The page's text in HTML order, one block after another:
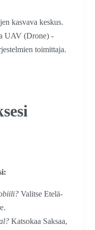
kasvava keskus.
UAV (Drone) -
toimittaja.
Valitse Etelä-
Katsokaa Saksaa,